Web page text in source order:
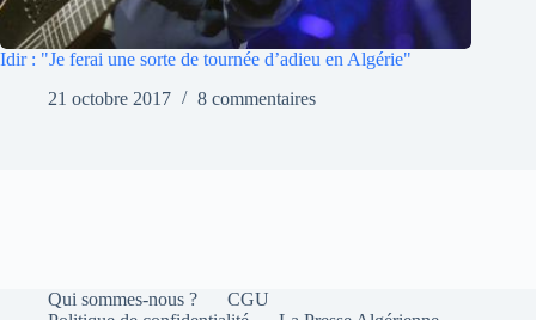
Idir : "Je ferai une sorte de tournée d’adieu en Algérie"
21 octobre 2017
8 commentaires
Qui sommes-nous ?
CGU